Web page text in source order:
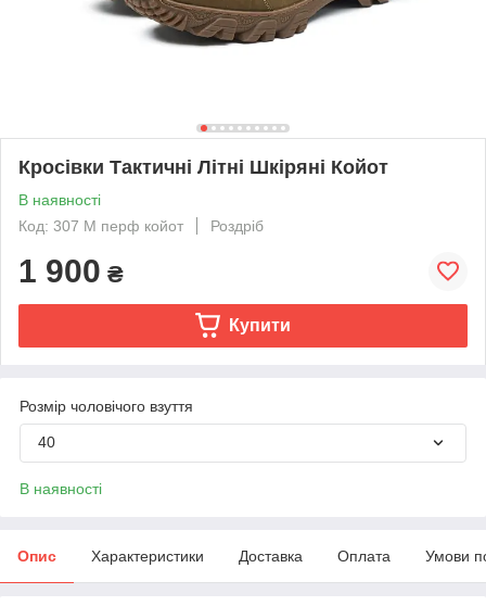
Кросівки Тактичні Літні Шкіряні Койот
В наявності
Код: 307 М перф койот
Роздріб
1 900 ₴
Купити
Розмір чоловічого взуття
40
В наявності
Опис Характеристики Доставка Оплата Умови